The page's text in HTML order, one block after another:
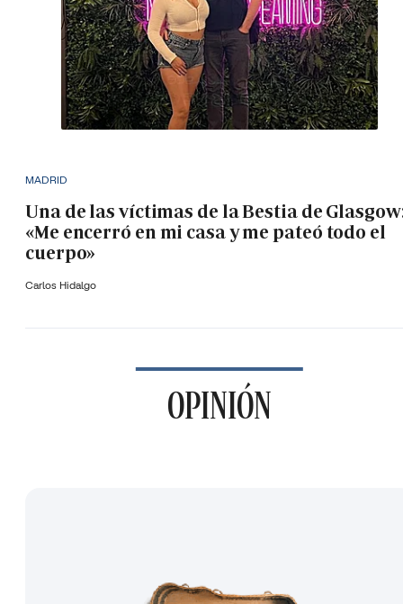
MADRID
Una de las víctimas de la Bestia de
«Me encerró en mi casa y me pateó todo el
cuerpo»
Carlos Hidalgo
OPINIÓN